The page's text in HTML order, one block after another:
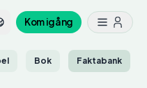
Kom igång
Bok Faktabank